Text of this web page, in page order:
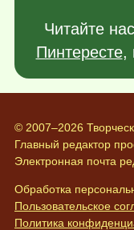
Читайте
Пинтересте,
© 2007–2026
Главный редактор
Электронная почта
Обработка
Пользовательское
Политика